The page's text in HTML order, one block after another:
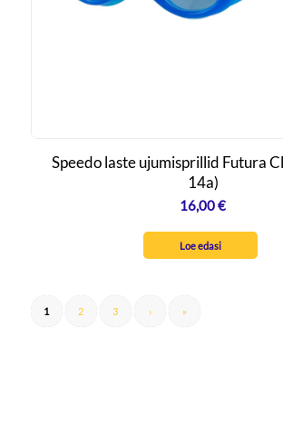
Speedo laste ujumisprillid Futura
14a)
16,00€
Loe edasi
1 2 3 › »